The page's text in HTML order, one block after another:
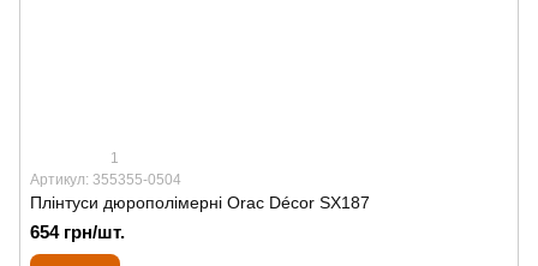
1
Артикул: 355355-0504
Плінтуси дюрополімерні Orac Décor SX187
654 грн/шт.